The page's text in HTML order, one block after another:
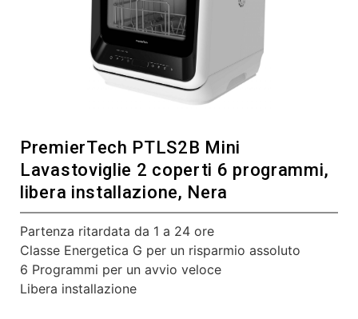
PremierTech PTLS2B Mini
Lavastoviglie 2 coperti 6 programmi,
libera installazione, Nera
Partenza ritardata da 1 a 24 ore
Classe Energetica G per un risparmio assoluto
6 Programmi per un avvio veloce
Libera installazione